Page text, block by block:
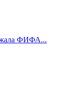
ФИФА...